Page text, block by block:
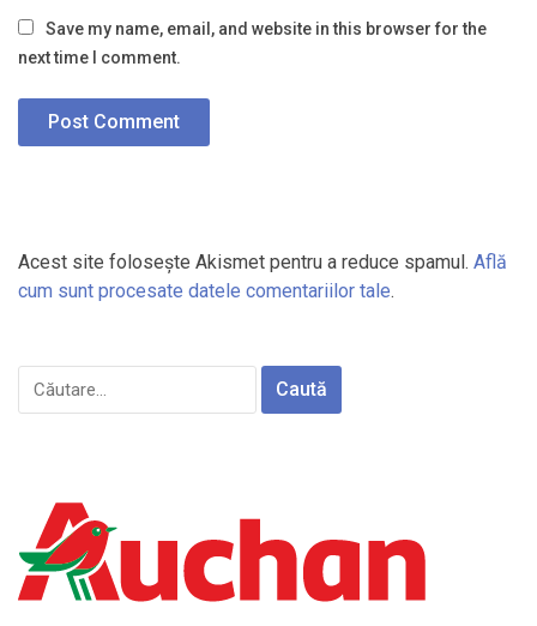
Save my name, email, and website in this browser for the
next time I comment.
Acest site folosește Akismet pentru a reduce spamul. Află
cum sunt procesate datele comentariilor tale.
Caută